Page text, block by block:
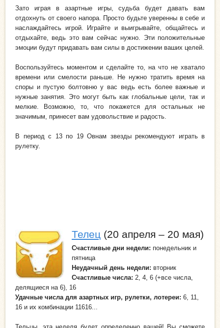
Зато играя в азартные игры, судьба будет давать вам
отдохнуть от своего напора. Просто будьте уверенны в себе и
наслаждайтесь игрой. Играйте и выигрывайте, общайтесь и
отдыхайте, ведь это вам сейчас нужно. Эти положительные
эмоции будут придавать вам силы в достижении ваших целей.
Воспользуйтесь моментом и сделайте то, на что не хватало
времени или смелости раньше. Не нужно тратить время на
споры и пустую болтовню у вас ведь есть более важные и
нужные занятия. Это могут быть как глобальные цели, так и
мелкие. Возможно, то, что покажется для остальных не
значимым, принесет вам удовольствие и радость.
В период с 13 по 19 Овнам звезды рекомендуют играть в
рулетку.
Телец (20 апреля – 20 мая)
Счастливые дни недели: понедельник и
пятница
Неудачный день недели: вторник
Счастливые числа: 2, 4, 6 (+все числа,
делящиеся на 6), 16
Удачные числа для азартных игр, рулетки, лотереи: 6, 11,
16 и их комбинации 11616...